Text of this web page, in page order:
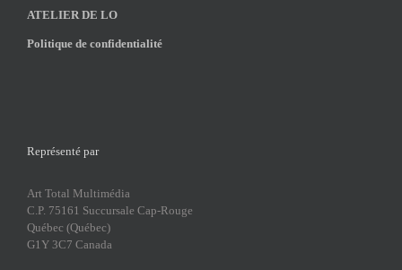
ATELIER DE LO
Politique de confidentialité
Représenté par
Art Total Multimédia
C.P. 75161 Succursale Cap-Rouge
Québec (Québec)
G1Y 3C7 Canada